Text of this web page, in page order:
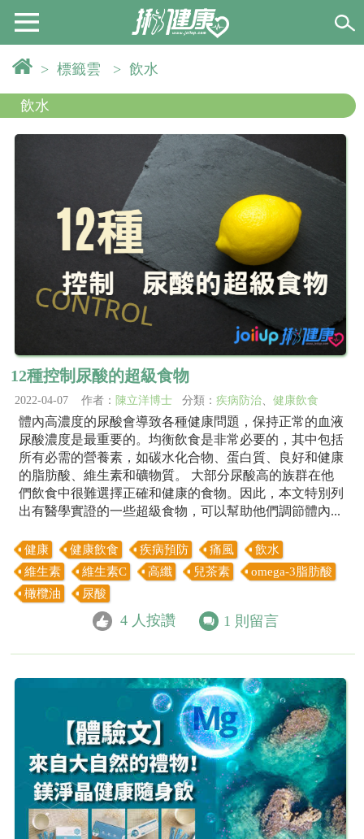
> 標籤雲 > 飲水
飲水
12種控制尿酸的超級食物
2022-04-07 作者： 陳立洋博士 分類： 疾病防治、 健康飲食
體內高濃度的尿酸會導致各種健康問題，保持正常的血液
尿酸濃度是最重要的。均衡飲食是非常必要的，其中包括
所有必需的營養素，如碳水化合物、蛋白質、良好和健康
的脂肪酸、維生素和礦物質。 大部分尿酸高的族群在他
們飲食中很難選擇正確和健康的食物。因此，本文特別列
出有醫學實證的一些超級食物，可以幫助他們調節體內...
健康 健康飲食 疾病預防 痛風
飲水
維生素
維生素C 高纖 兒茶素
omega-3脂肪酸
橄欖油
尿酸
4 人按讚 1 則留言